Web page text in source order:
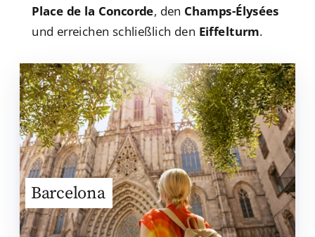
Place de la Concorde, den Champs-Élysées
und erreichen schließlich den Eiffelturm.
Barcelona